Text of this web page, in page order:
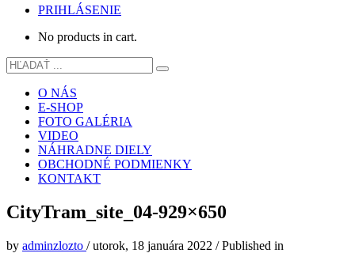
PRIHLÁSENIE
No products in cart.
O NÁS
E-SHOP
FOTO GALÉRIA
VIDEO
NÁHRADNE DIELY
OBCHODNÉ PODMIENKY
KONTAKT
CityTram_site_04-929×650
by adminzlozto /utorok, 18 januára 2022 /Published in